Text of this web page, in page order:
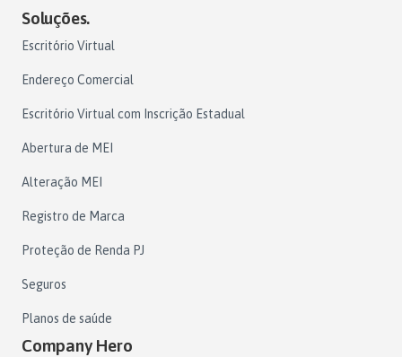
Soluções.
Escritório Virtual
Endereço Comercial
Escritório Virtual com Inscrição Estadual
Abertura de MEI
Alteração MEI
Registro de Marca
Proteção de Renda PJ
Seguros
Planos de saúde
Company Hero